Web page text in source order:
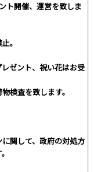
ト開催、運営を致しま
。
ゼント、祝い花はお受
検査を致します。
関して、政府の対処方